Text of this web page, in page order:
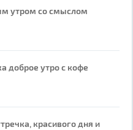
утром со смыслом
доброе утро с кофе
красивого дня и